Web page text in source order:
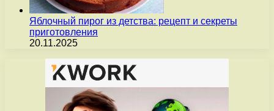
Яблочный пирог из детства: рецепт и секреты
приготовления
20.11.2025